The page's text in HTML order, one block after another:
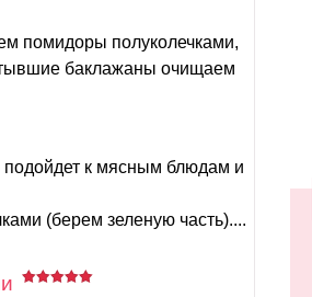
помидоры полуколечками,
баклажаны очищаем
подойдет к мясным блюдам и
(берем зеленую часть)....